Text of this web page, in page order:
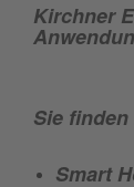
Kirchner
Sie
Smart